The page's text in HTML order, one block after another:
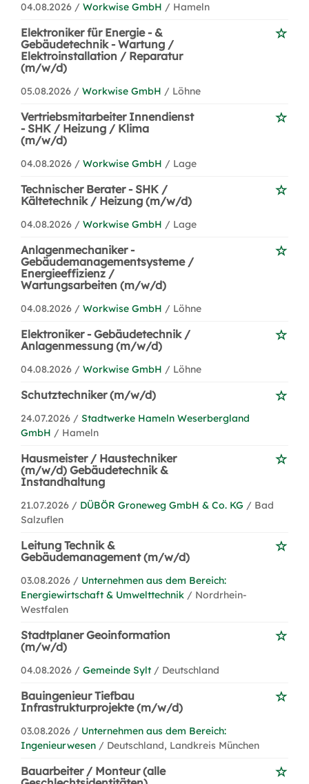
04.08.2026 / Workwise GmbH / Hameln
Elektroniker für Energie - &
Gebäudetechnik - Wartung /
Elektroinstallation / Reparatur
(m/w/d)
05.08.2026 / Workwise GmbH / Löhne
Vertriebsmitarbeiter Innendienst
- SHK / Heizung / Klima
(m/w/d)
04.08.2026 / Workwise GmbH / Lage
Technischer Berater - SHK /
Kältetechnik / Heizung (m/w/d)
04.08.2026 / Workwise GmbH / Lage
Anlagenmechaniker -
Gebäudemanagementsysteme /
Energieeffizienz /
Wartungsarbeiten (m/w/d)
04.08.2026 / Workwise GmbH / Löhne
Elektroniker - Gebäudetechnik /
Anlagenmessung (m/w/d)
04.08.2026 / Workwise GmbH / Löhne
Schutztechniker (m/w/d)
24.07.2026 / Stadtwerke Hameln Weserbergland
GmbH / Hameln
Hausmeister / Haustechniker
(m/w/d) Gebäudetechnik &
Instandhaltung
21.07.2026 / DÜBÖR Groneweg GmbH & Co. KG / Bad
Salzuflen
Leitung Technik &
Gebäudemanagement (m/w/d)
03.08.2026 / Unternehmen aus dem Bereich:
Energiewirtschaft & Umwelttechnik / Nordrhein-
Westfalen
Stadtplaner Geoinformation
(m/w/d)
04.08.2026 / Gemeinde Sylt / Deutschland
Bauingenieur Tiefbau
Infrastrukturprojekte (m/w/d)
03.08.2026 / Unternehmen aus dem Bereich:
Ingenieurwesen / Deutschland, Landkreis München
Bauarbeiter / Monteur (alle